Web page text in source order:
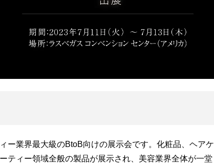
ー業界最大級のBtoB向けの展示会です。化粧品、ヘアケ
ティー領域全般の製品が展示され、美容業界全体が一堂